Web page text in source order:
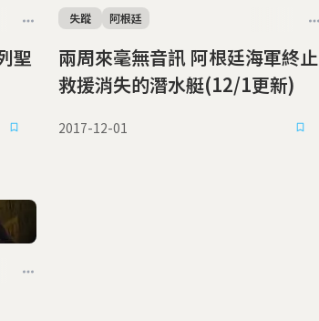
聖
兩周來毫無音訊 阿根廷海軍終止
救援消失的潛水艇(12/1更新)
失蹤 阿根廷
2017-12-01